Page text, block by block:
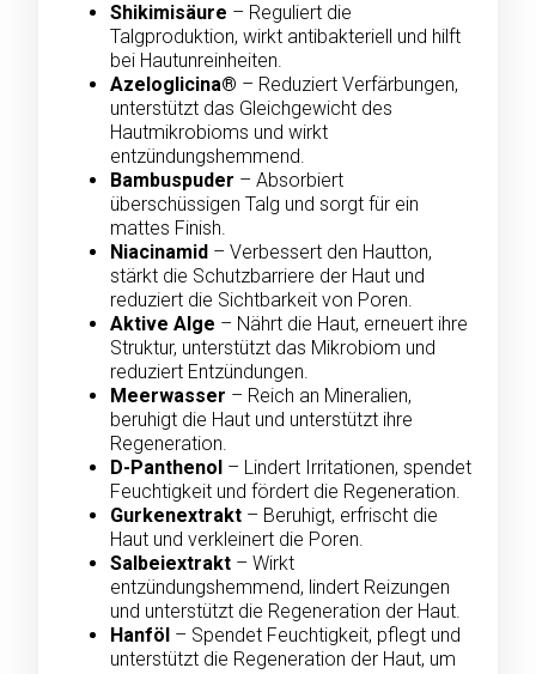
Shikimisäure – Reguliert die
Talgproduktion, wirkt antibakteriell und hilft
bei Hautunreinheiten.
Azeloglicina® – Reduziert Verfärbungen,
unterstützt das Gleichgewicht des
Hautmikrobioms und wirkt
entzündungshemmend.
Bambuspuder – Absorbiert
überschüssigen Talg und sorgt für ein
mattes Finish.
Niacinamid – Verbessert den Hautton,
stärkt die Schutzbarriere der Haut und
reduziert die Sichtbarkeit von Poren.
Aktive Alge – Nährt die Haut, erneuert ihre
Struktur, unterstützt das Mikrobiom und
reduziert Entzündungen.
Meerwasser – Reich an Mineralien,
beruhigt die Haut und unterstützt ihre
Regeneration.
D-Panthenol – Lindert Irritationen, spendet
Feuchtigkeit und fördert die Regeneration.
Gurkenextrakt – Beruhigt, erfrischt die
Haut und verkleinert die Poren.
Salbeiextrakt – Wirkt
entzündungshemmend, lindert Reizungen
und unterstützt die Regeneration der Haut.
Hanföl – Spendet Feuchtigkeit, pflegt und
unterstützt die Regeneration der Haut, um